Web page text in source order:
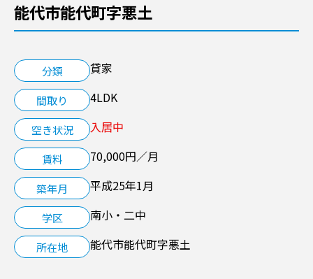
賃貸
空き家管理サービス
能代市能代町字悪土
分類 貸家
間取り 4LDK
空き状況 入居中
賃料 70,000円／月
築年月 平成25年1月
学区 南小・二中
所在地 能代市能代町字悪土